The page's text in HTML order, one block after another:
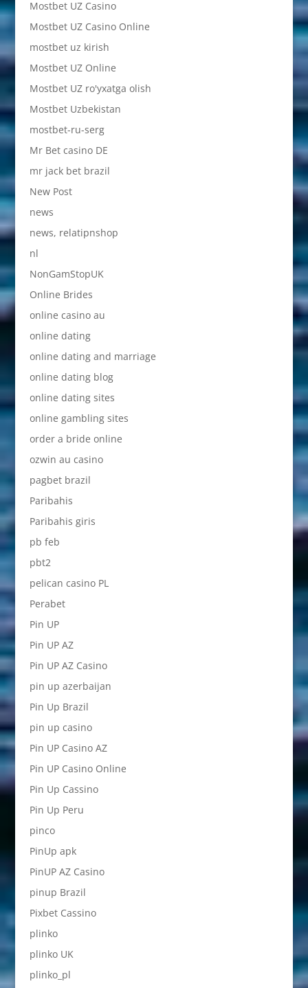
Mostbet UZ Casino
Mostbet UZ Casino Online
mostbet uz kirish
Mostbet UZ Online
Mostbet UZ ro'yxatga olish
Mostbet Uzbekistan
mostbet-ru-serg
Mr Bet casino DE
mr jack bet brazil
New Post
news
news, relatipnshop
nl
NonGamStopUK
Online Brides
online casino au
online dating
online dating and marriage
online dating blog
online dating sites
online gambling sites
order a bride online
ozwin au casino
pagbet brazil
Paribahis
Paribahis giris
pb feb
pbt2
pelican casino PL
Perabet
Pin UP
Pin UP AZ
Pin UP AZ Casino
pin up azerbaijan
Pin Up Brazil
pin up casino
Pin UP Casino AZ
Pin UP Casino Online
Pin Up Cassino
Pin Up Peru
pinco
PinUp apk
PinUP AZ Casino
pinup Brazil
Pixbet Cassino
plinko
plinko UK
plinko_pl